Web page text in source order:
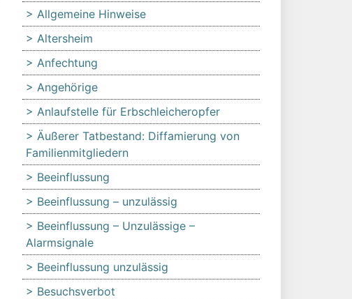
Allgemeine Hinweise
Altersheim
Anfechtung
Angehörige
Anlaufstelle für Erbschleicheropfer
Äußerer Tatbestand: Diffamierung von
Familienmitgliedern
Beeinflussung
Beeinflussung – unzulässig
Beeinflussung – Unzulässige –
Alarmsignale
Beeinflussung unzulässig
Besuchsverbot